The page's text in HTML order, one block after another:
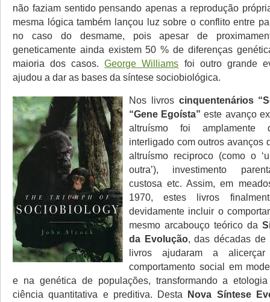
não faziam sentido pensando apenas a reprodução
mesma lógica também lançou luz sobre o conflito entre
no caso do desmame, pois apesar de
geneticamente ainda existem 50 % de diferenças
maioria dos casos.George Williams foi outro grande
ajudou a dar as bases da síntese sociobiológica.
Nos livros cinquentenários
“Gene Egoísta” este avanço
altruísmo foi amplamente
interligado com outros avanços
altruísmo reciproco (como o
outra’), investimento
custosa etc. Assim, em
1970, estes livros
devidamente incluir o
mesmo arcabouço teórico da
da Evolução, das décadas de
livros ajudaram a
comportamento social em
e na genética de populações, transformando a
ciência quantitativa e preditiva. Desta Nova Síntese